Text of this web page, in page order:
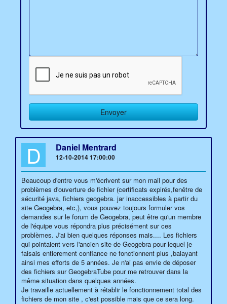
D Daniel Mentrard
12-10-2014 17:00:00
Beaucoup d'entre vous m'écrivent sur mon mail pour des
problèmes d'ouverture de fichier (certificats expirés,fenêtre de
sécurité java, fichiers geogebra. jar inaccessibles à partir du
site Geogebra, etc,), vous pouvez toujours formuler vos
demandes sur le forum de Geogebra, peut être qu'un membre
de l'équipe vous répondra plus précisément sur ces
problèmes. J'ai bien quelques réponses mais.... Les fichiers
qui pointaient vers l'ancien site de Geogebra pour lequel je
faisais entierement confiance ne fonctionnent plus ,balayant
ainsi mes efforts de 5 années. Je n'ai pas envie de déposer
des fichiers sur GeogebraTube pour me retrouver dans la
même situation dans quelques années.
Je travaille actuellement à rétablir le fonctionnement total des
fichiers de mon site , c'est possible mais que ce sera long.